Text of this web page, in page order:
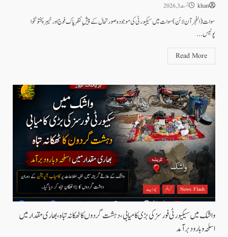
khan اگست 3, 2026
سوات (الفجرآن لائن) سوات میں سیکیورٹی کی موجودہ صورتحال کے پیشِ نظر پاک فوج اور خیبرپختونخوا
پولیس...
Read More
News Flash کرائم نیوز بیٹ
واشک میں سیکیورٹی فورسز کی بڑی کامیابی، دہشت گردوں کا ٹھکانہ تباہ، بھاری مقدار میں
اسلحہ و بارود برآمد